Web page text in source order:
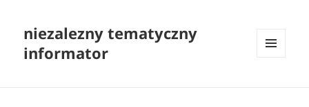
niezalezny tematyczny
informator